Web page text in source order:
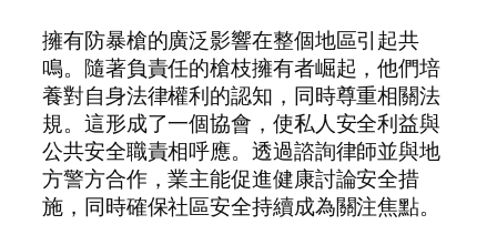
擁有防暴槍的廣泛影響在整個地區引起共
鳴。隨著負責任的槍枝擁有者崛起，他們培
養對自身法律權利的認知，同時尊重相關法
規。這形成了一個協會，使私人安全利益與
公共安全職責相呼應。透過諮詢律師並與地
方警方合作，業主能促進健康討論安全措
施，同時確保社區安全持續成為關注焦點。